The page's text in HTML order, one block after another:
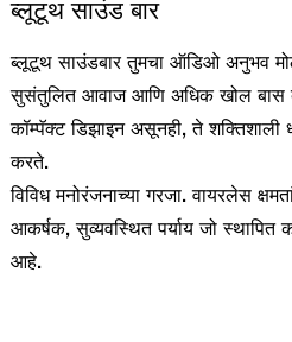
ब्लूटूथ साउंड बार
ब्लूटूथ साउंडबार तुमचा ऑडिओ अनुभव
सुसंतुलित आवाज आणि अधिक खोल बास
कॉम्पॅक्ट डिझाइन असूनही, ते
करते.
विविध मनोरंजनाच्या गरजा. वायरलेस
आकर्षक, सुव्यवस्थित पर्याय जो स्थापित
आहे.